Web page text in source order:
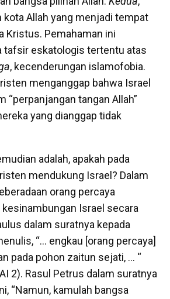
kota Allah yang menjadi tempat
Kristus. Pemahaman ini
tafsir eskatologis tertentu atas
, kecenderungan islamofobia.
menganggap bahwa Israel
“perpanjangan tangan Allah”
yang dianggap tidak
adalah, apakah pada
mendukung Israel? Dalam
orang percaya
Israel secara
dalam suratnya kepada
“… engkau [orang percaya]
pada pohon zaitun sejati, … “
2). Rasul Petrus dalam suratnya
“Namun, kamulah bangsa